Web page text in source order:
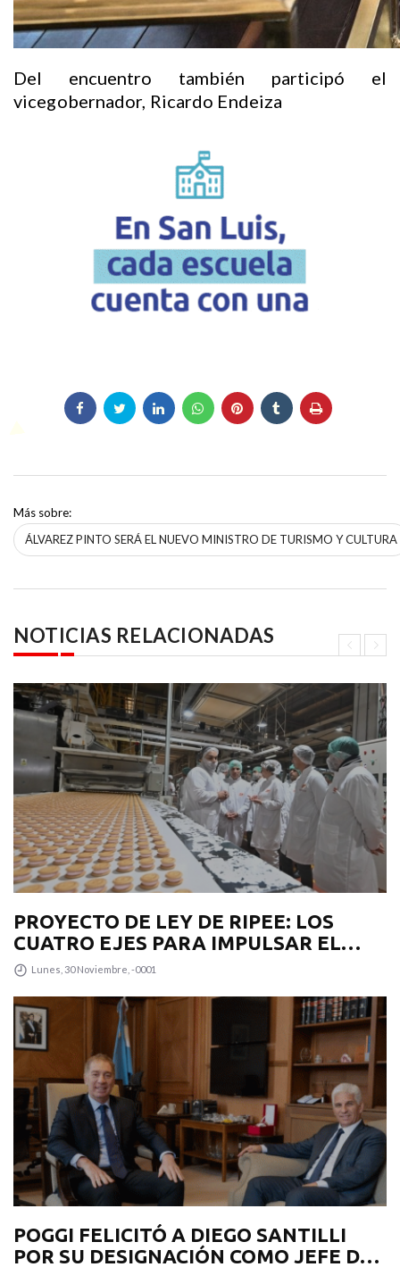
Del encuentro también participó el
vicegobernador, Ricardo Endeiza
Más sobre:
ÁLVAREZ PINTO SERÁ EL NUEVO MINISTRO DE TURISMO Y CULTURA
NOTICIAS RELACIONADAS
PROYECTO DE LEY DE RIPEE: LOS
CUATRO EJES PARA IMPULSAR EL
DESARROLLO PRODUCTIVO EN LA
Lunes, 30 Noviembre, -0001
POGGI FELICITÓ A DIEGO SANTILLI
POR SU DESIGNACIÓN COMO JEFE DE